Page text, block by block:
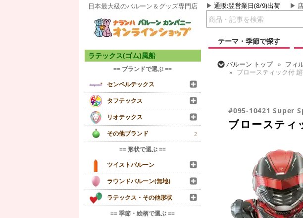
日本最大級のバルーン＆グッズ専門店 通販:翌営業日(8/9)出荷
テーマ・季節で探す
ラテックス(ゴム)風船
== ブランドで選ぶ ==
センペルテックス
タフテックス
リオテックス
その他ブランド
2
== 形状で選ぶ ==
ツイストバルーン
ラウンドバルーン(無地)
ラテックス・その他形状
== 季節・絵柄で選ぶ ==
バルーン トップ フィ
ブロースティック付
#095-10421 Super
ブロースティ